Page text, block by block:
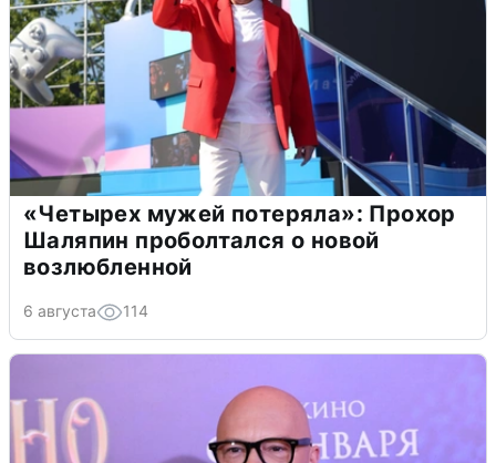
«Четырех мужей потеряла»: Прохор
Шаляпин проболтался о новой
возлюбленной
6 августа 114